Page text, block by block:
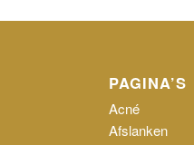
PAGINA’S
Acné
Afslanken